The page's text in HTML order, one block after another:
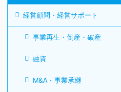
経営顧問・経営サポート
事業再生・倒産・破産
融資
M&A・事業承継